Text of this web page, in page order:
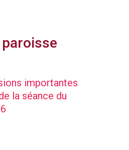
importantes
la séance du